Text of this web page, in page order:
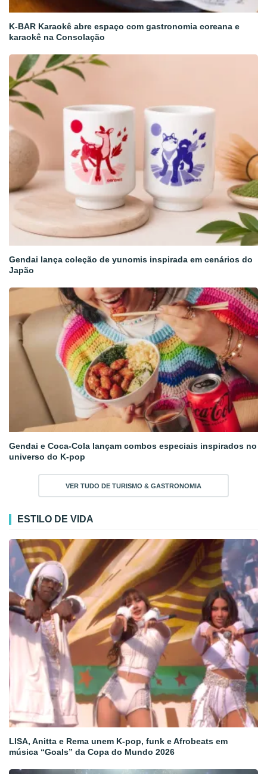
K-BAR Karaokê abre espaço com gastronomia coreana e
karaokê na Consolação
Gendai lança coleção de yunomis inspirada em cenários do
Japão
Gendai e Coca-Cola lançam combos especiais inspirados no
universo do K-pop
VER TUDO DE TURISMO & GASTRONOMIA
ESTILO DE VIDA
LISA, Anitta e Rema unem K-pop, funk e Afrobeats em
música “Goals” da Copa do Mundo 2026